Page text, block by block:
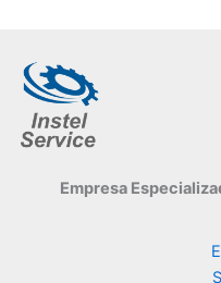
Empresa